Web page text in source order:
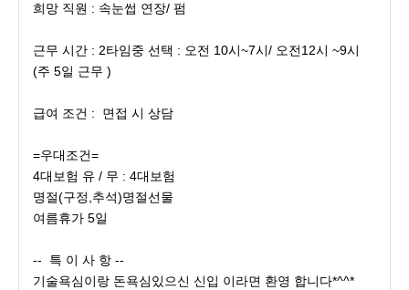
희망 직원 : 속눈썹 연장/ 펌
근무 시간 : 2타임중 선택 : 오전 10시~7시/ 오전12시 ~9시
(주 5일 근무 )
급여 조건 : 면접 시 상담
​=우대조건=
​4대보험 유 / 무 : 4대보험
명절(구정,추석)명절선물
여름휴가 5일
-- 특 이 사 항 --
기술욕심이랑 돈욕심있으신 신입 이라면 환영 합니다*^^*